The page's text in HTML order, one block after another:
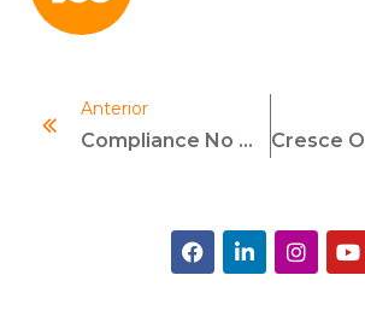
Anterior
Compliance No Mercado De Energia Elétrica. Muita Luz Sobre O Setor